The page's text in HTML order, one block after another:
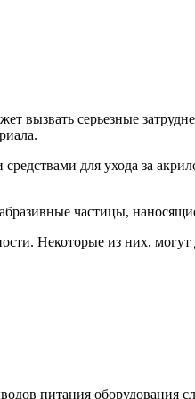
вызвать серьезные
для ухода за
частицы,
Некоторые из них,
питания оборудования